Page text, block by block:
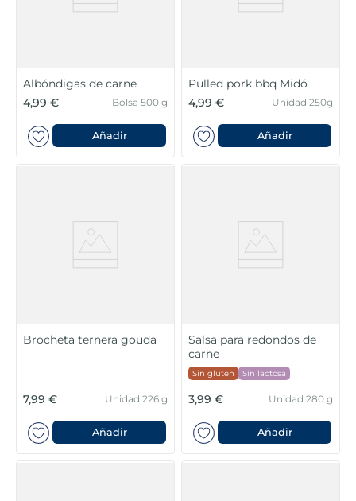
Albóndigas de carne
4,99 €
Bolsa 500 g
Añadir
Pulled pork bbq Midó
4,99 €
Unidad 250g
Añadir
Brocheta ternera gouda
7,99 € Unidad 226 g
Añadir
Salsa para redondos de
carne
Sin gluten Sin lactosa
3,99 € Unidad 280 g
Añadir